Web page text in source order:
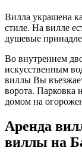
Вилла украшена
стиле. На вилле
душевые
Во внутреннем
искусственным
виллы Вы
ворота. Парковка
домом на
Аренда
виллы на